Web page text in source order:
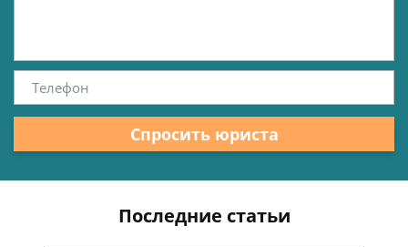
Спросить юриста
Последние статьи